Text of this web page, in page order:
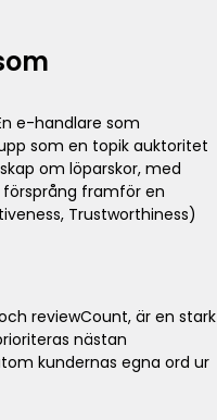
e-handlare som
som en topik auktoritet
om löparskor, med
framför en
Trustworthiness)
reviewCount, är en stark
nästan
kundernas egna ord ur